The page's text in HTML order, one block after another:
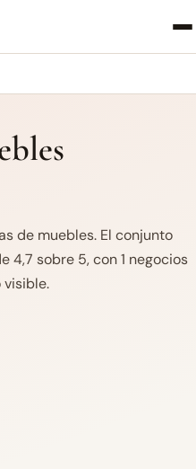
de muebles. El conjunto
4,7 sobre 5, con 1 negocios
visible.